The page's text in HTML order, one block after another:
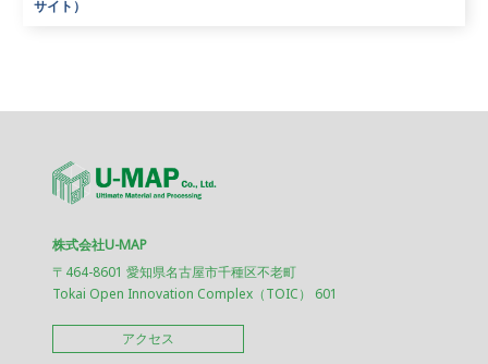
サイト）
株式会社U-MAP
〒464-8601 愛知県名古屋市千種区不老町
Tokai Open Innovation Complex（TOIC） 601
アクセス